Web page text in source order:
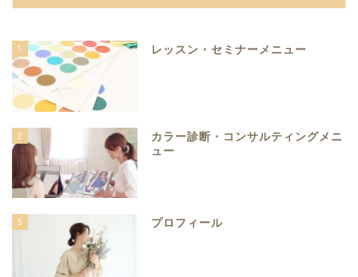
1 レッスン・セミナーメニュー
2
カラー診断・コンサルティングメニ
ュー
3 プロフィール